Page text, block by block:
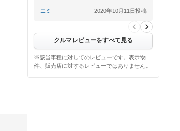
【悪い点】
エミ 2020年10月11日投稿
クルマレビューをすべて見る
※該当車種に対してのレビューです。表示物
件、販売店に対するレビューではありません。